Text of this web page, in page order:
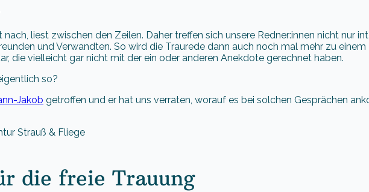
liest zwischen den Zeilen. Daher treffen sich unsere Redner:innen nicht nur
und Verwandten. So wird die Traurede dann auch noch mal mehr zu einem
die vielleicht gar nicht mit der ein oder anderen Anekdote gerechnet haben.
so?
Jakob getroffen und er hat uns verraten, worauf es bei solchen Gesprächen
die freie Trauung